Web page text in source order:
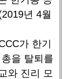
년 4월
가 한기
을 탈퇴를
와 진리 모